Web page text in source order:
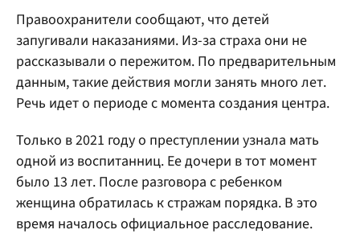
Правоохранители сообщают, что детей
запугивали наказаниями. Из-за страха они не
рассказывали о пережитом. По предварительным
данным, такие действия могли занять много лет.
Речь идет о периоде с момента создания центра.
Только в 2021 году о преступлении узнала мать
одной из воспитанниц. Ее дочери в тот момент
было 13 лет. После разговора с ребенком
женщина обратилась к стражам порядка. В это
время началось официальное расследование.